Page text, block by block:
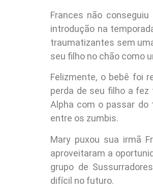
Frances não
introdução na
traumatizantes sem
seu filho no chão como
Felizmente, o bebê foi
perda de seu filho a
Alpha com o passar do
entre os zumbis.
Mary puxou sua irmã
aproveitaram a
grupo de
difícil no futuro.